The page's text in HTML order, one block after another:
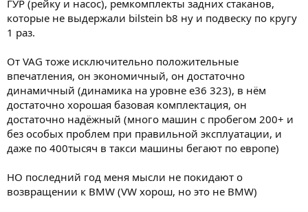
ГУР (рейку и насос), ремкомплекты задних стаканов,
которые не выдержали bilstein b8 ну и подвеску по кругу
1 раз.
От VAG тоже исключительно положительные
впечатления, он экономичный, он достаточно
динамичный (динамика на уровне е36 323), в нём
достаточно хорошая базовая комплектация, он
достаточно надёжный (много машин с пробегом 200+ и
без особых проблем при правильной эксплуатации, и
даже по 400тысяч в такси машины бегают по европе)
НО последний год меня мысли не покидают о
возвращении к BMW (VW хорош, но это не BMW)